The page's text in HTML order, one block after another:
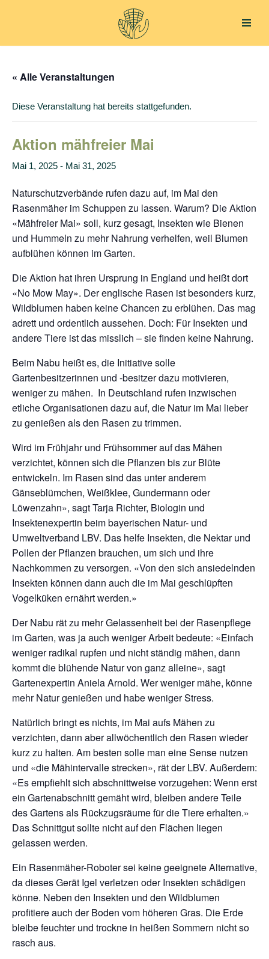
Inhalt
« Alle Veranstaltungen
Diese Veranstaltung hat bereits stattgefunden.
Aktion mähfreier Mai
Mai 1, 2025 - Mai 31, 2025
Naturschutzverbände rufen dazu auf, im Mai den
Rasenmäher im Schuppen zu lassen. Warum? Die Aktion
«Mähfreier Mai» soll, kurz gesagt, Insekten wie Bienen
und Hummeln zu mehr Nahrung verhelfen, weil Blumen
aufblühen können im Garten.
Die Aktion hat ihren Ursprung in England und heißt dort
«No Mow May». Der englische Rasen ist besonders kurz,
Wildblumen haben keine Chancen zu erblühen. Das mag
adrett und ordentlich aussehen. Doch: Für Insekten und
andere Tiere ist das misslich – sie finden keine Nahrung.
Beim Nabu heißt es, die Initiative solle
Gartenbesitzerinnen und -besitzer dazu motivieren,
weniger zu mähen. In Deutschland rufen inzwischen
etliche Organisationen dazu auf, die Natur im Mai lieber
zu genießen als den Rasen zu trimmen.
Wird im Frühjahr und Frühsommer auf das Mähen
verzichtet, können sich die Pflanzen bis zur Blüte
entwickeln. Im Rasen sind das unter anderem
Gänseblümchen, Weißklee, Gundermann oder
Löwenzahn», sagt Tarja Richter, Biologin und
Insektenexpertin beim bayerischen Natur- und
Umweltverband LBV. Das helfe Insekten, die Nektar und
Pollen der Pflanzen brauchen, um sich und ihre
Nachkommen zu versorgen. «Von den sich ansiedelnden
Insekten können dann auch die im Mai geschlüpften
Vogelküken ernährt werden.»
Der Nabu rät zu mehr Gelassenheit bei der Rasenpflege
im Garten, was ja auch weniger Arbeit bedeute: «Einfach
weniger radikal rupfen und nicht ständig mähen, dann
kommt die blühende Natur von ganz alleine», sagt
Gartenexpertin Aniela Arnold. Wer weniger mähe, könne
mehr Natur genießen und habe weniger Stress.
Natürlich bringt es nichts, im Mai aufs Mähen zu
verzichten, dann aber allwöchentlich den Rasen wieder
kurz zu halten. Am besten solle man eine Sense nutzen
und «die Mähintervalle strecken», rät der LBV. Außerdem:
«Es empfiehlt sich abschnittweise vorzugehen: Wenn erst
ein Gartenabschnitt gemäht wird, bleiben andere Teile
des Gartens als Rückzugsräume für die Tiere erhalten.»
Das Schnittgut sollte nicht auf den Flächen liegen
gelassen werden.
Ein Rasenmäher-Roboter sei keine geeignete Alternative,
da dieses Gerät Igel verletzen oder Insekten schädigen
könne. Neben den Insekten und den Wildblumen
profitiere auch der Boden vom höheren Gras. Die Erde
bleibe feuchter und trockne in heißen Sommern nicht so
rasch aus.